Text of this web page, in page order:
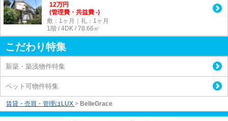
12万円
(管理費・共益費 -)
敷：1ヶ月｜礼：1ヶ月
1階 / 4DK / 78.66㎡
こだわり特集
新築・築浅物件特集
ペット可物件特集
賃貸・売買・管理はLUX > BelleGrace